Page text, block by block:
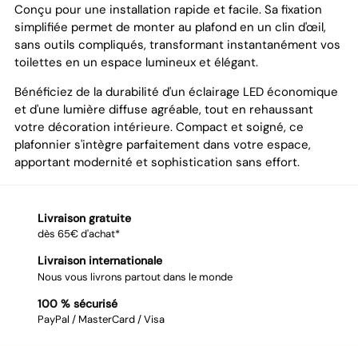
Conçu pour une installation rapide et facile. Sa fixation
simplifiée permet de monter au plafond en un clin d'œil,
sans outils compliqués, transformant instantanément vos
toilettes en un espace lumineux et élégant.
Bénéficiez de la durabilité d'un éclairage LED économique
et d'une lumière diffuse agréable, tout en rehaussant
votre décoration intérieure. Compact et soigné, ce
plafonnier s'intègre parfaitement dans votre espace,
apportant modernité et sophistication sans effort.
Livraison gratuite
dès 65€ d'achat*
Livraison internationale
Nous vous livrons partout dans le monde
100 % sécurisé
PayPal / MasterCard / Visa